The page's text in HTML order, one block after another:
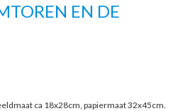
EN DE
ca 18x28cm, papiermaat 32x45cm.